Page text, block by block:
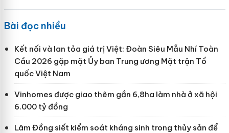
Bài đọc nhiều
Kết nối và lan tỏa giá trị Việt: Đoàn Siêu Mẫu Nhí Toàn
Cầu 2026 gặp mặt Ủy ban Trung ương Mặt trận Tổ
quốc Việt Nam
Vinhomes được giao thêm gần 6,8ha làm nhà ở xã hội
6.000 tỷ đồng
Lâm Đồng siết kiểm soát kháng sinh trong thủy sản để